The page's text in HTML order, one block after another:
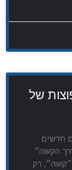
של
חדשים
הקשה״
רק